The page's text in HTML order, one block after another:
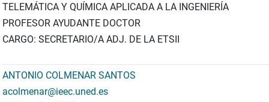
TELEMÁTICA Y QUÍMICA APLICADA A LA INGENIERÍA
PROFESOR AYUDANTE DOCTOR
CARGO: SECRETARIO/A ADJ. DE LA ETSII
ANTONIO COLMENAR SANTOS
acolmenar@ieec.uned.es